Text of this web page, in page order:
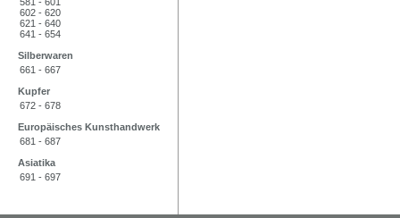
602 - 620
621 - 640
641 - 654
Silberwaren
661 - 667
Kupfer
672 - 678
Europäisches Kunsthandwerk
681 - 687
Asiatika
691 - 697